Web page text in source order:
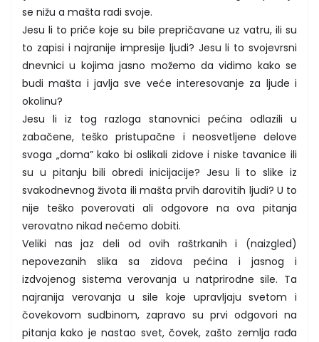
se nižu a mašta radi svoje.
Jesu li to priče koje su bile prepričavane uz vatru, ili su
to zapisi i najranije impresije ljudi? Jesu li to svojevrsni
dnevnici u kojima jasno možemo da vidimo kako se
budi mašta i javlja sve veće interesovanje za ljude i
okolinu?
Jesu li iz tog razloga stanovnici pećina odlazili u
zabačene, teško pristupačne i neosvetljene delove
svoga „doma” kako bi oslikali zidove i niske tavanice ili
su u pitanju bili obredi inicijacije? Jesu li to slike iz
svakodnevnog života ili mašta prvih darovitih ljudi? U to
nije teško poverovati ali odgovore na ova pitanja
verovatno nikad nećemo dobiti.
Veliki nas jaz deli od ovih raštrkanih i (naizgled)
nepovezanih slika sa zidova pećina i jasnog i
izdvojenog sistema verovanja u natprirodne sile. Ta
najranija verovanja u sile koje upravljaju svetom i
čovekovom sudbinom, zapravo su prvi odgovori na
pitanja kako je nastao svet, čovek, zašto zemlja rađa